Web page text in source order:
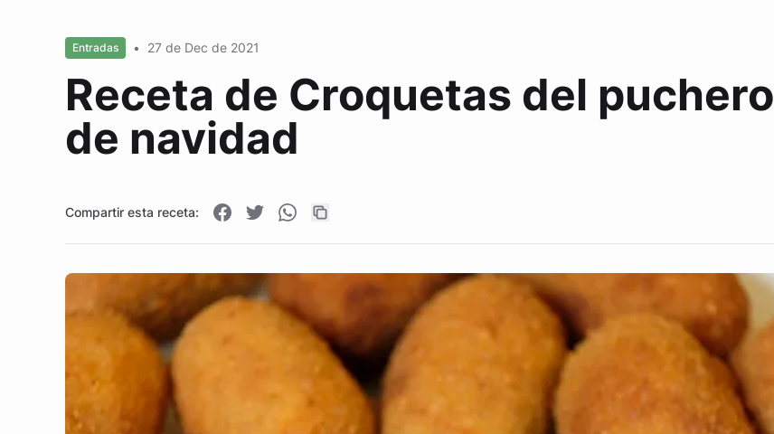
Entradas • 27 de Dec de 2021
Receta de Croquetas del puchero
de navidad
Compartir esta receta: